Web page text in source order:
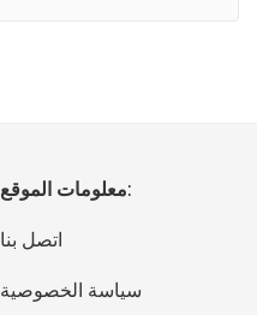
معلومات الموقع:
اتصل بنا
سياسة الخصوصية